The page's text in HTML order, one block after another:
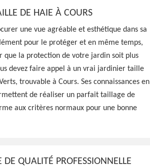
disposition les
DE HAIE À COURS
une vue agréable et esthétique dans sa
pour le protéger et en même temps,
que la protection de votre jardin soit plus
devez faire appel à un vrai jardinier taille
trouvable à Cours. Ses connaissances en
de réaliser un parfait taillage de
aux critères normaux pour une bonne
DE QUALITÉ PROFESSIONNELLE